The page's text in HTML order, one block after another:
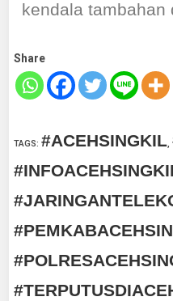
kendala tambahan
Share
TAGS:#ACEHSINGKIL,